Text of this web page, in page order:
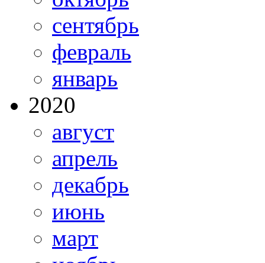
сентябрь
февраль
январь
2020
август
апрель
декабрь
июнь
март